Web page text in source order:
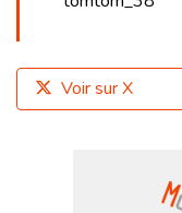
Voir sur X